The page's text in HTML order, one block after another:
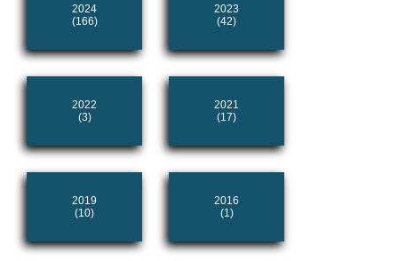
2024
(166)
2023
(42)
2022
(3)
2021
(17)
2019
(10)
2016
(1)